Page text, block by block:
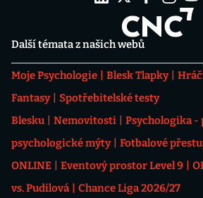
Další témata z našich webů
Moje Psychologie Blesk Tlapky
Fantasy
Spotřebitelské testy
Blesku
Nemovitosti
Psychologika
psychologické mýty
Fotbalové
ONLINE
Eventový prostor Level 9
vs. Pudilová
Chance Liga 2026/27